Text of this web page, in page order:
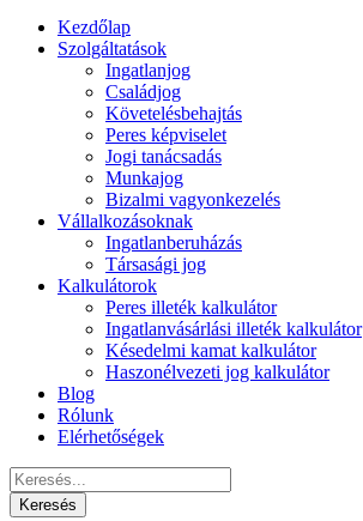
Kezdőlap
Szolgáltatások
Ingatlanjog
Családjog
Követelésbehajtás
Peres képviselet
Jogi tanácsadás
Munkajog
Bizalmi vagyonkezelés
Vállalkozásoknak
Ingatlanberuházás
Társasági jog
Kalkulátorok
Peres illeték kalkulátor
Ingatlanvásárlási illeték kalkulátor
Késedelmi kamat kalkulátor
Haszonélvezeti jog kalkulátor
Blog
Rólunk
Elérhetőségek